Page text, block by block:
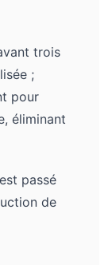
trois
;
pour
éliminant
passé
de